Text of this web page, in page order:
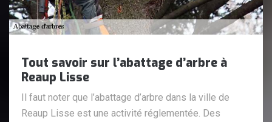
Tout savoir sur l’abattage d’arbre à
Reaup Lisse
Il faut noter que l’abattage d’arbre dans la ville de
Reaup Lisse est une activité réglementée. Des